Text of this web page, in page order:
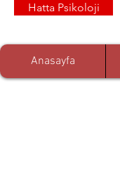
Hatta Psikoloji
Anasayfa